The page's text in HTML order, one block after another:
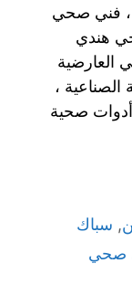
، فني صحي
هندي
العارضية
،
صحية
, سباك
صحي